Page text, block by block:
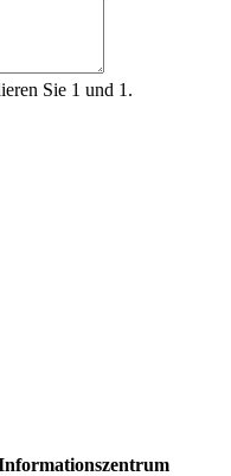
Sie 1 und 1.